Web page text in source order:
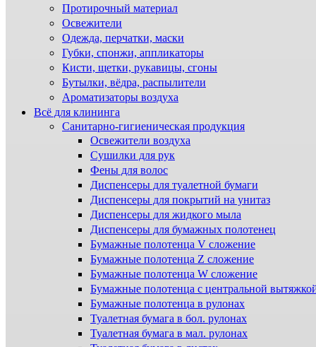
Протирочный материал
Освежители
Одежда, перчатки, маски
Губки, спонжи, аппликаторы
Кисти, щетки, рукавицы, сгоны
Бутылки, вёдра, распылители
Ароматизаторы воздуха
Всё для клининга
Санитарно-гигиеническая продукция
Освежители воздуха
Сушилки для рук
Фены для волос
Диспенсеры для туалетной бумаги
Диспенсеры для покрытий на унитаз
Диспенсеры для жидкого мыла
Диспенсеры для бумажных полотенец
Бумажные полотенца V сложение
Бумажные полотенца Z сложение
Бумажные полотенца W сложение
Бумажные полотенца с центральной
Бумажные полотенца в рулонах
Туалетная бумага в бол. рулонах
Туалетная бумага в мал. рулонах